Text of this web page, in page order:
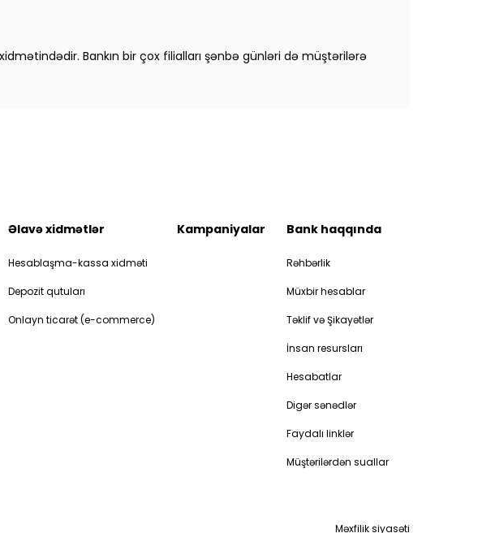
Bankın bir çox filialları şənbə günləri də müştərilərə
Əlavə xidmətlər
Hesablaşma-kassa xidməti
Depozit qutuları
Onlayn ticarət (e-commerce)
Kampaniyalar Bank haqqında
Rəhbərlik
Müxbir hesablar
Təklif və Şikayətlər
İnsan resursları
Hesabatlar
Digər sənədlər
Faydalı linklər
Müştərilərdən suallar
Məxfilik siyasəti